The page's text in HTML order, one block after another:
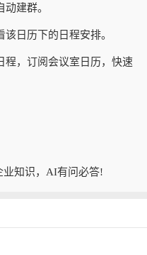
建群。
日历下的日程安排。
程，订阅会议室日历，快速
业知识，AI有问必答!